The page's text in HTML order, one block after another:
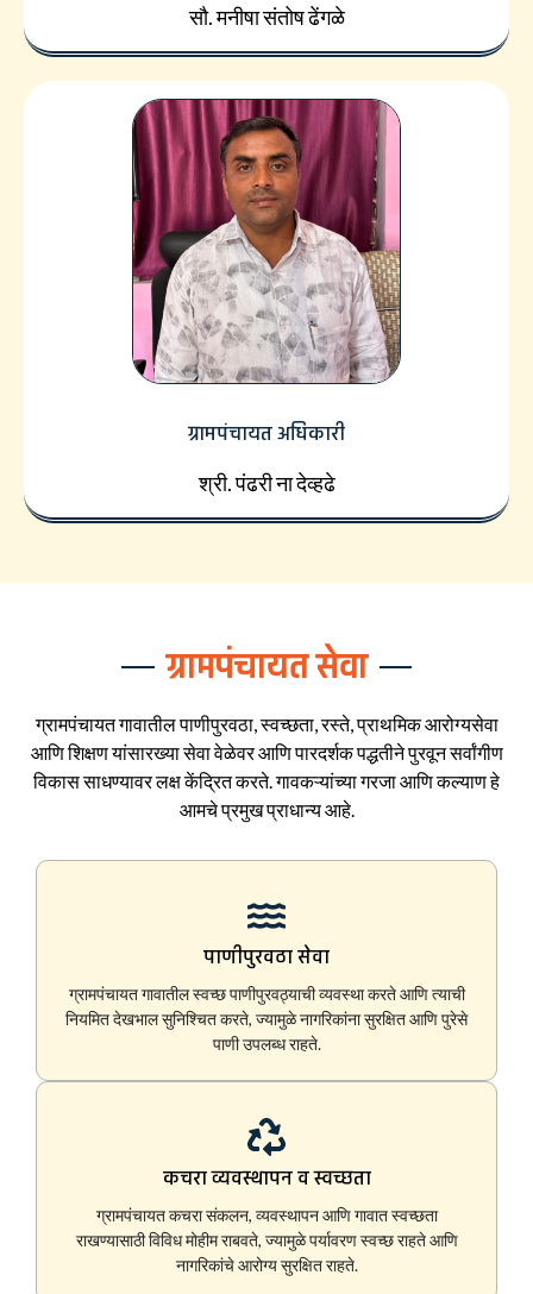
सौ. मनीषा संतोष ढेंगळे
ग्रामपंचायत अधिकारी
श्री. पंढरी ना देव्हढे
ग्रामपंचायत सेवा
ग्रामपंचायत गावातील पाणीपुरवठा, स्वच्छता, रस्ते, प्राथमिक आरोग्यसेवा
आणि शिक्षण यांसारख्या सेवा वेळेवर आणि पारदर्शक पद्धतीने पुरवून सर्वांगीण
विकास साधण्यावर लक्ष केंद्रित करते. गावकऱ्यांच्या गरजा आणि कल्याण हे
आमचे प्रमुख प्राधान्य आहे.
पाणीपुरवठा सेवा
ग्रामपंचायत गावातील स्वच्छ पाणीपुरवठ्याची व्यवस्था करते आणि त्याची
नियमित देखभाल सुनिश्चित करते, ज्यामुळे नागरिकांना सुरक्षित आणि पुरेसे
पाणी उपलब्ध राहते.
कचरा व्यवस्थापन व स्वच्छता
ग्रामपंचायत कचरा संकलन, व्यवस्थापन आणि गावात स्वच्छता
राखण्यासाठी विविध मोहीम राबवते, ज्यामुळे पर्यावरण स्वच्छ राहते आणि
नागरिकांचे आरोग्य सुरक्षित राहते.